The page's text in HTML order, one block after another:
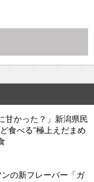
甘かった？」新潟県民
食べる”極上えだまめ
の新フレーバー「ガ